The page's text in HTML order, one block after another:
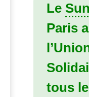
Le
Paris
tous